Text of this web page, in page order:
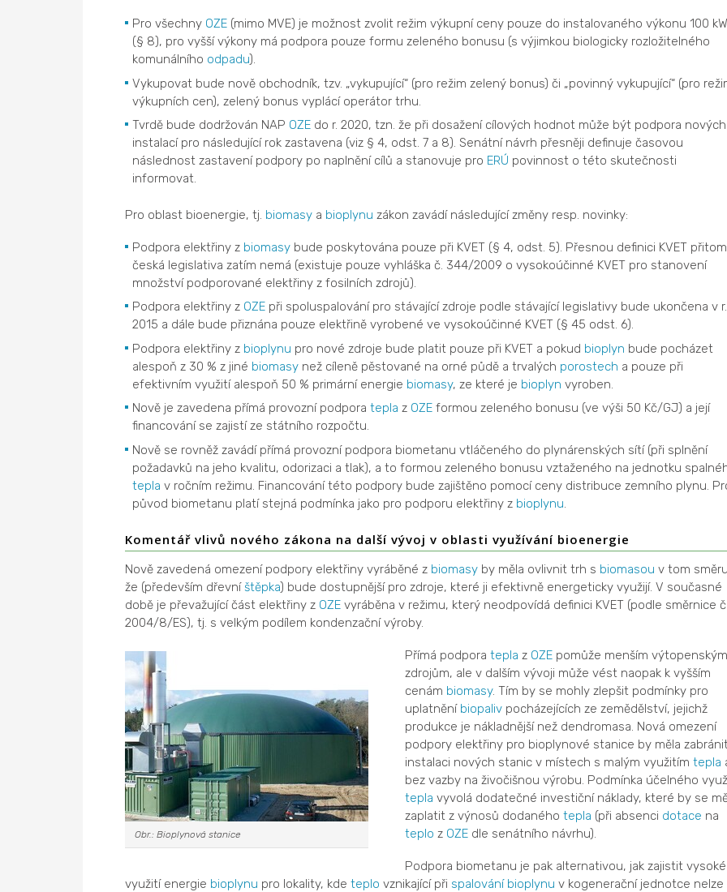
Pro všechny OZE(mimo MVE) je možnost zvolit režim výkupní ceny pouze do instalovaného výkonu 100
(§ 8), pro vyšší výkony má podpora pouze formu zeleného bonusu (s výjimkou biologicky rozložitelného
komunálního odpadu).
Vykupovat bude nově obchodník, tzv. „vykupující“ (pro režim zelený bonus) či „povinný vykupující“ (pro
výkupních cen), zelený bonus vyplácí operátor trhu.
Tvrdě bude dodržován NAP OZEdo r. 2020, tzn. že při dosažení cílových hodnot může být podpora nových
instalací pro následující rok zastavena (viz § 4, odst. 7 a 8). Senátní návrh přesněji definuje časovou
následnost zastavení podpory po naplnění cílů a stanovuje pro ERÚ povinnost o této skutečnosti
informovat.
Pro oblast bioenergie, tj. biomasya bioplynu zákon zavádí následující změny resp. novinky:
Podpora elektřiny z biomasybude poskytována pouze při KVET (§ 4, odst. 5). Přesnou definici KVET přitom
česká legislativa zatím nemá (existuje pouze vyhláška č. 344/2009 o vysokoúčinné KVET pro stanovení
množství podporované elektřiny z fosilních zdrojů).
Podpora elektřiny z OZEpři spoluspalování pro stávající zdroje podle stávající legislativy bude ukončena v r.
2015 a dále bude přiznána pouze elektřině vyrobené ve vysokoúčinné KVET (§ 45 odst. 6).
Podpora elektřiny z bioplynu pro nové zdroje bude platit pouze při KVET a pokud bioplyn bude pocházet
alespoň z 30 % z jiné biomasynež cíleně pěstované na orné půdě a trvalých porostech a pouze při
efektivním využití alespoň 50 % primární energie biomasy, ze které je bioplyn vyroben.
Nově je zavedena přímá provozní podpora tepla z OZEformou zeleného bonusu (ve výši 50 Kč/GJ) a její
financování se zajistí ze státního rozpočtu.
Nově se rovněž zavádí přímá provozní podpora biometanu vtláčeného do plynárenských sítí (při splnění
požadavků na jeho kvalitu, odorizaci a tlak), a to formou zeleného bonusu vztaženého na jednotku
tepla v ročním režimu. Financování této podpory bude zajištěno pomocí ceny distribuce zemního plynu.
původ biometanu platí stejná podmínka jako pro podporu elektřiny z bioplynu
Komentář vlivů nového zákona na další vývoj v oblasti využívání bioenergie
Nově zavedená omezení podpory elektřiny vyráběné z biomasyby měla ovlivnit trh s biomasou v tom
že (především dřevníštěpka) bude dostupnější pro zdroje, které ji efektivně energeticky využijí. V současné
době je převažující část elektřiny z OZEvyráběna v režimu, který neodpovídá definici KVET (podle směrnice
2004/8/ES), tj. s velkým podílem kondenzační výroby.
Obr.: Bioplynová stanice
Přímá podpora tepla z OZEpomůže menším výtopenským
zdrojům, ale v dalším vývoji může vést naopak k vyšším
cenám biomasy. Tím by se mohly zlepšit podmínky pro
uplatnění biopalivpocházejících ze zemědělství, jejichž
produkce je nákladnější než dendromasa. Nová omezení
podpory elektřiny pro bioplynové stanice by měla
instalaci nových stanic v místech s malým využitím tepla
bez vazby na živočišnou výrobu. Podmínka účelného
tepla vyvolá dodatečné investiční náklady, které by se
zaplatit z výnosů dodaného tepla (při absenci dotace na
teplo z OZEdle senátního návrhu).
Podpora biometanu je pak alternativou, jak zajistit vysoké
využití energie bioplynu pro lokality, kde teplo vznikající při spalování bioplynu v kogenerační jednotce nelze